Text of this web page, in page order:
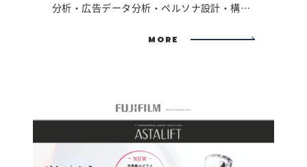
分析・広告データ分析・ペルソナ設計・構成/
MORE